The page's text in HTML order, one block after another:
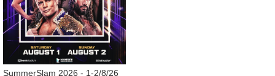
SummerSlam 2026 - 1-2/8/26